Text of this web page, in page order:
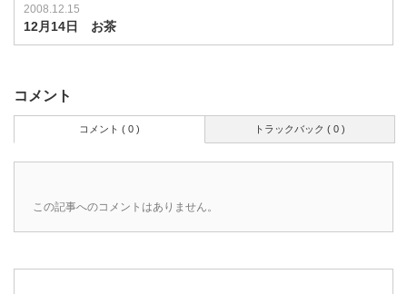
2008.12.15
12月14日 お茶
コメント
トラックバック ( 0 )
コメント ( 0 )
この記事へのコメントはありません。